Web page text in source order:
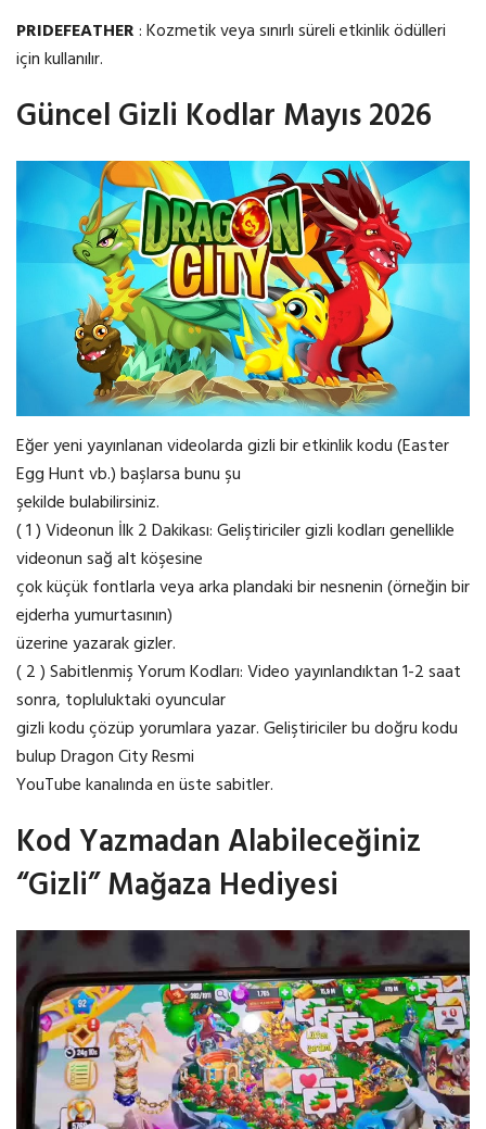
PRIDEFEATHER: Kozmetik veya sınırlı süreli etkinlik ödülleri
için kullanılır.
Güncel Gizli Kodlar Mayıs 2026
Eğer yeni yayınlanan videolarda gizli bir etkinlik kodu (Easter
Egg Hunt vb.) başlarsa bunu şu
şekilde bulabilirsiniz.
( 1 ) Videonun İlk 2 Dakikası: Geliştiriciler gizli kodları genellikle
videonun sağ alt köşesine
çok küçük fontlarla veya arka plandaki bir nesnenin (örneğin bir
ejderha yumurtasının)
üzerine yazarak gizler.
( 2 ) Sabitlenmiş Yorum Kodları: Video yayınlandıktan 1-2 saat
sonra, topluluktaki oyuncular
gizli kodu çözüp yorumlara yazar. Geliştiriciler bu doğru kodu
bulup Dragon City Resmi
YouTube kanalında en üste sabitler.
Kod Yazmadan Alabileceğiniz
“Gizli” Mağaza Hediyesi